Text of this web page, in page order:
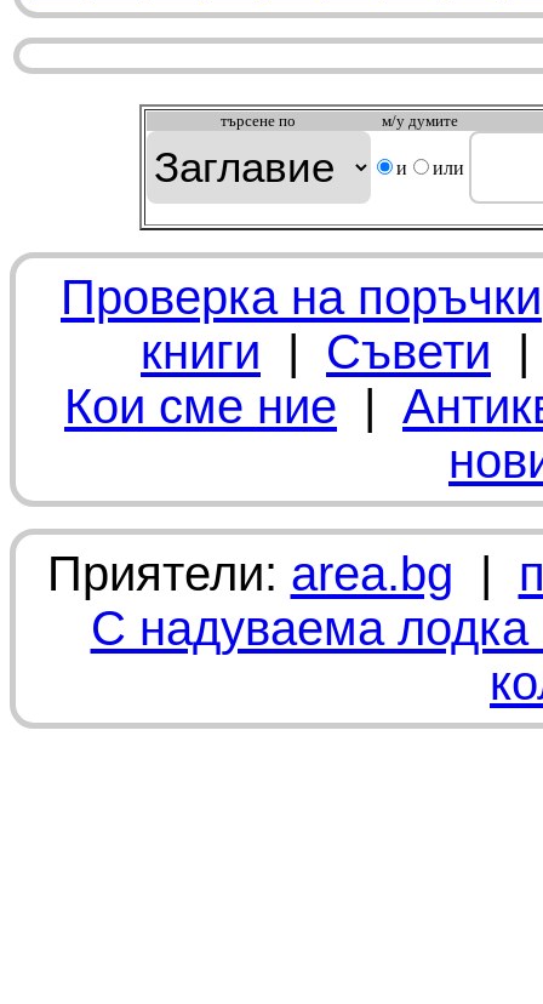
търсeне по м/у думите
и или
Проверка на поръчки
книги | Съвети
Кои сме ние |
Приятели: area.bg |
С надуваема лодка